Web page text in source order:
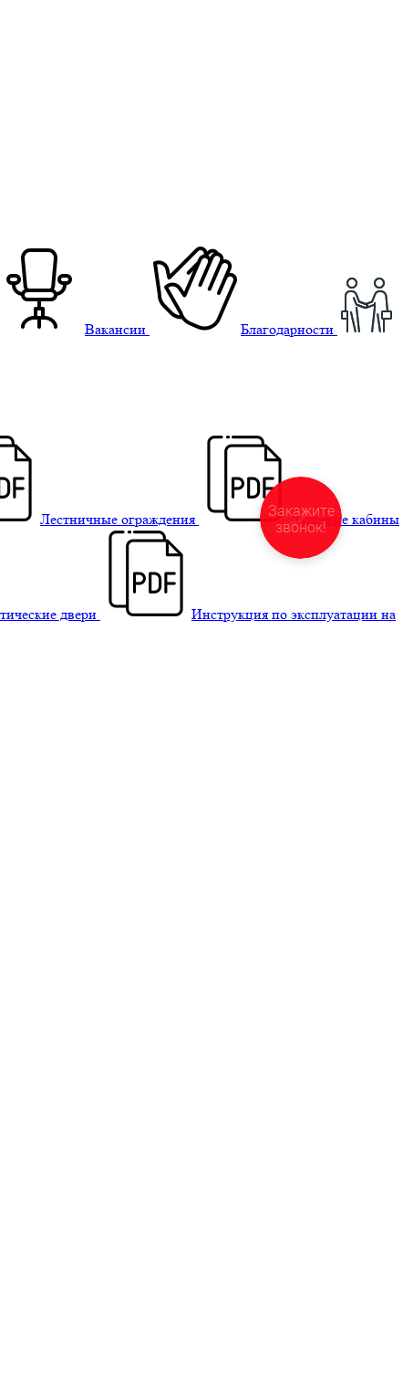
Вакансии Благодарности
Лестничные ограждения Душевые кабины
двери Инструкция по эксплуатации на
Закажите
звонок!